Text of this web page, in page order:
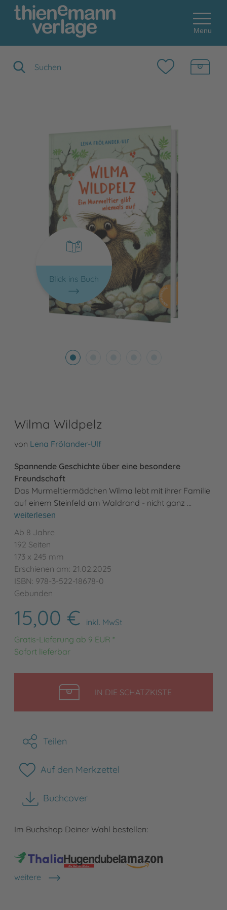
Menu
Blick ins Buch
Wilma Wildpelz
von Lena Frölander-Ulf
Spannende Geschichte über eine besondere
Freundschaft
Das Murmeltiermädchen Wilma lebt mit ihrer Familie
auf einem Steinfeld am Waldrand - nicht ganz …
weiterlesen
Ab 8 Jahre
192 Seiten
173 x 245 mm
Erschienen am: 21.02.2025
ISBN: 978-3-522-18678-0
Gebunden
15,00 €
inkl. MwSt
Gratis-Lieferung ab 9 EUR *
Sofort lieferbar
IN DIE SCHATZKISTELEGEN
Teilen
Auf den Merkzettel
Buchcover
herunterladen
Im Buchshop Deiner Wahl bestellen:
weitere
Shops anzeigen